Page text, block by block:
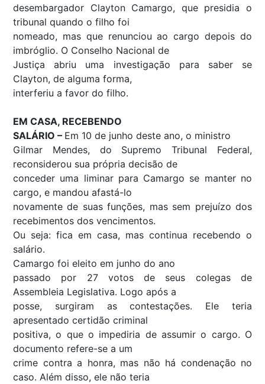
desembargador Clayton Camargo, que presidia o
tribunal quando o filho foi
nomeado, mas que renunciou ao cargo depois do
imbróglio. O Conselho Nacional de
Justiça abriu uma investigação para saber se
Clayton, de alguma forma,
interferiu a favor do filho.
EM CASA, RECEBENDO
SALÁRIO – Em 10 de junho deste ano, o ministro
Gilmar Mendes, do Supremo Tribunal Federal,
reconsiderou sua própria decisão de
conceder uma liminar para Camargo se manter no
cargo, e mandou afastá-lo
novamente de suas funções, mas sem prejuízo dos
recebimentos dos vencimentos.
Ou seja: fica em casa, mas continua recebendo o
salário.
Camargo foi eleito em junho do ano
passado por 27 votos de seus colegas de
Assembleia Legislativa. Logo após a
posse, surgiram as contestações. Ele teria
apresentado certidão criminal
positiva, o que o impediria de assumir o cargo. O
documento refere-se a um
crime contra a honra, mas não há condenação no
caso. Além disso, ele não teria